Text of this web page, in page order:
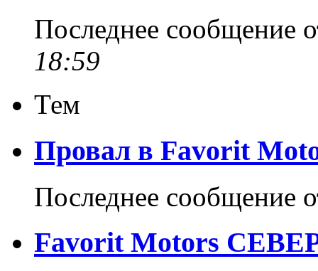
Последнее сообщение
18:59
Тем
Провал в Favorit
Последнее сообщение
Favorit Motors